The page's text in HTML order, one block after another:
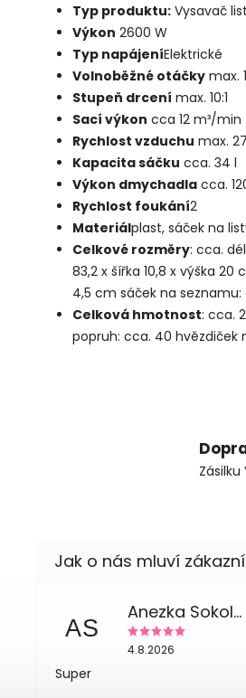
Typ produktu: Vysavač
Výkon 2600 W
Typ napájeníElektrické
Volnoběžné otáčky max.
Stupeň drcení max. 10:1
Sací výkon cca 12 m³/min
Rychlost vzduchu max.
Kapacita sáčku cca. 34 l
Výkon dmychadla cca.
Rychlost foukání2
Materiálplast, sáček na
Celkové rozměry: cca.
83,2 x šířka 10,8 x výška
4,5 cm sáček na
Celková hmotnost: cca.
popruh: cca. 40 hvězdiček
AS
Anezka Sokolova
4.8.2026
Super